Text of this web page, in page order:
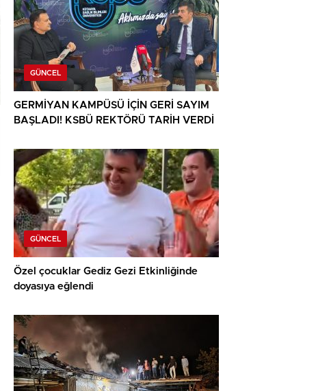
GÜNCEL
GERMİYAN KAMPÜSÜ İÇİN GERİ SAYIM
BAŞLADI! KSBÜ REKTÖRÜ TARİH VERDİ
GÜNCEL
Özel çocuklar Gediz Gezi Etkinliğinde
doyasıya eğlendi